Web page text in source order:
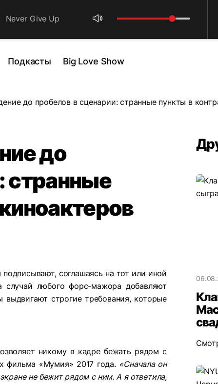
Never Give Up
Подкасты Big Love Show
до пробелов в сценарии: странные пункты в
до
странные
соглашаясь на тот или иной
случай любого форс-мажора добавляют
строгие требования, которые
никому в кадре бежать рядом с
фильма «Мумия» 2017 года. «Сначала он
не бежит рядом с ним. А я ответила,